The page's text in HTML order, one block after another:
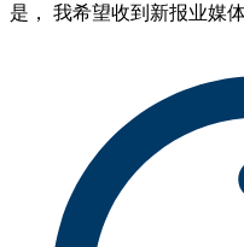
是， 我希望收到新报业媒